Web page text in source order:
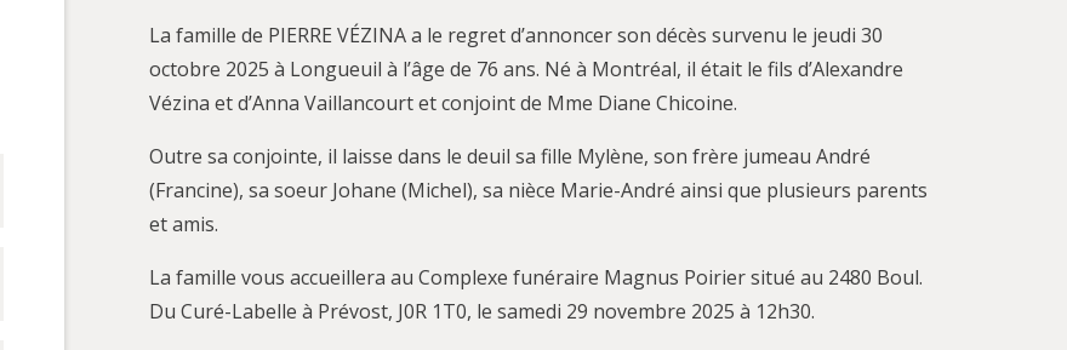
La famille de PIERRE VÉZINA a le regret d’annoncer son décès survenu le jeudi 30
octobre 2025 à Longueuil à l’âge de 76 ans. Né à Montréal, il était le fils d’Alexandre
Vézina et d’Anna Vaillancourt et conjoint de Mme Diane Chicoine.
Outre sa conjointe, il laisse dans le deuil sa fille Mylène, son frère jumeau André
(Francine), sa soeur Johane (Michel), sa nièce Marie-André ainsi que plusieurs parents
et amis.
La famille vous accueillera au Complexe funéraire Magnus Poirier situé au 2480 Boul.
Du Curé-Labelle à Prévost, J0R 1T0, le samedi 29 novembre 2025 à 12h30.